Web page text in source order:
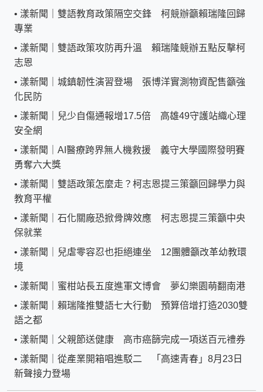
• 漾新聞｜雙語教育政策隔空交鋒 柯競辦籲賴瑞隆回歸
專業
• 漾新聞｜雙語政策攻防再升溫 賴瑞隆競辦五點反擊柯
志恩
• 漾新聞｜城鎮韌性演習登場 張博洋實測物資配售籲強
化民防
• 漾新聞｜兒少自傷通報增17.5倍 高雄49守護站織心理
安全網
• 漾新聞｜AI醫療跨界無人機救援 義守大學國際發明賽
勇奪六大獎
• 漾新聞｜雙語政策怎麼走？柯志恩提三策籲回歸學力與
教育平權
• 漾新聞｜石化關廠恐掀骨牌效應 柯志恩提三策籲中央
保就業
• 漾新聞｜兒虐零容忍也拒絕連坐 12團體籲改革幼教環
境
• 漾新聞｜蜜柑站長五度進軍文博會 夢幻樂園萌翻南港
• 漾新聞｜賴瑞隆推雙語七大行動 預算倍增打造2030雙
語之都
• 漾新聞｜父親節送健康 高市癌篩完成一項送百元禮券
• 漾新聞｜從產業開箱唱進駁二 「高速青春」8月23日
新聲接力登場